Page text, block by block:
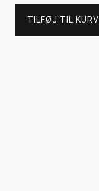
TILFØJ TIL KURV